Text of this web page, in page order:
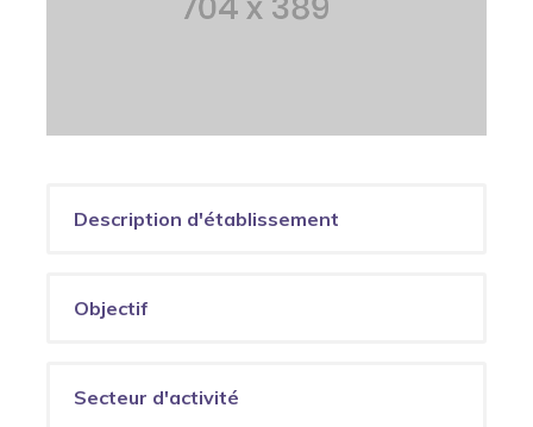
Description d'établissement
Objectif
Secteur d'activité